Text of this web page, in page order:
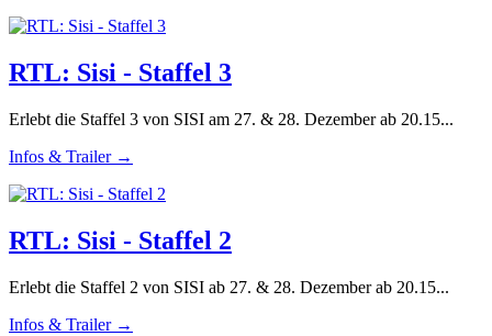
RTL: Sisi - Staffel 3
Erlebt die Staffel 3 von SISI am 27. & 28. Dezember ab 20.15...
Infos & Trailer →
RTL: Sisi - Staffel 2
Erlebt die Staffel 2 von SISI ab 27. & 28. Dezember ab 20.15...
Infos & Trailer →